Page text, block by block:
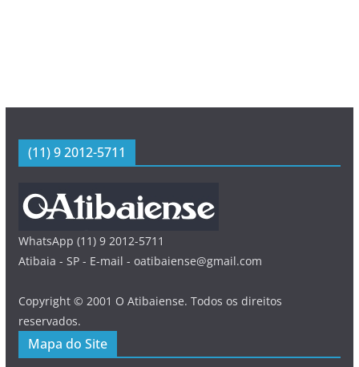
(11) 9 2012-5711
WhatsApp (11) 9 2012-5711
Atibaia - SP - E-mail - oatibaiense@gmail.com
Copyright © 2001 O Atibaiense. Todos os direitos
reservados.
Mapa do Site